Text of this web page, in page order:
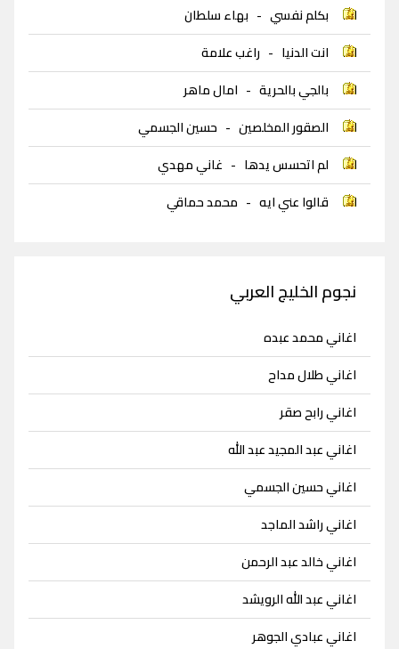
بكلم نفسي - بهاء سلطان
انت الدنيا - راغب علامة
بالجي بالحرية - امال ماهر
الصقور المخلصين - حسين الجسمي
لم اتحسس يدها - غاني مهدي
قالوا عني ايه - محمد حماقي
نجوم الخليج العربي
اغاني محمد عبده
اغاني طلال مداح
اغاني رابح صقر
اغاني عبد المجيد عبد الله
اغاني حسين الجسمي
اغاني راشد الماجد
اغاني خالد عبد الرحمن
اغاني عبد الله الرويشد
اغاني عبادي الجوهر